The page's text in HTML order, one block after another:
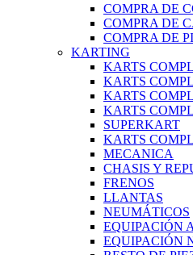
COMPRA DE
COMPRA DE
COMPRA DE
KARTING
KARTS
KARTS
KARTS
KARTS
SUPERKART
KARTS
MECANICA
CHASIS Y
FRENOS
LLANTAS
NEUMÁTICOS
EQUIPACIÓN
EQUIPACIÓN